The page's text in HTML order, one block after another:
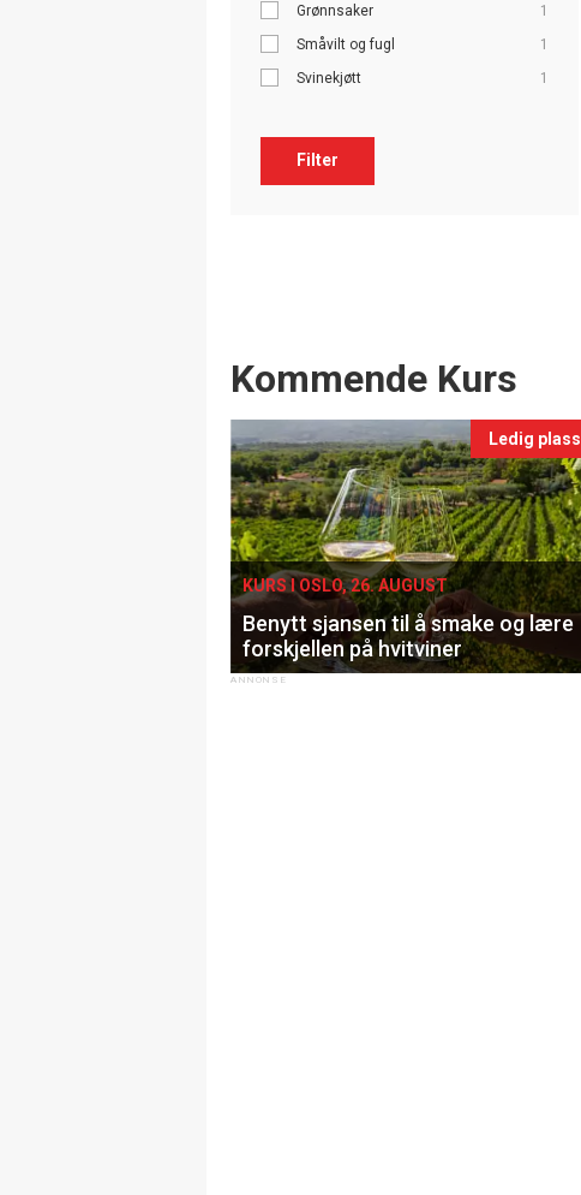
Grønnsaker
1
Småvilt og fugl
1
Svinekjøtt
1
Filter
Events
Kommende Kurs
Ledig plass
KURS I OSLO, 26. AUGUST
Benytt sjansen til å smake og lære
forskjellen på hvitviner